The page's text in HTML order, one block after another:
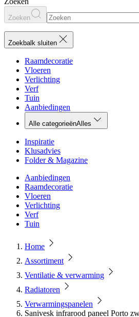
Zoeken
Zoekbalk sluiten
Raamdecoratie
Vloeren
Verlichting
Verf
Tuin
Aanbiedingen
Alle categorieënAlles
Inspiratie
Klusadvies
Folder & Magazine
Aanbiedingen
Raamdecoratie
Vloeren
Verlichting
Verf
Tuin
Home
Assortiment
Ventilatie & verwarming
Radiatoren
Verwarmingspanelen
Sanivesk infrarood paneel Porto